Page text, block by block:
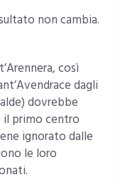
non cambia.
così
dagli
dovrebbe
primo centro
ignorato dalle
le loro